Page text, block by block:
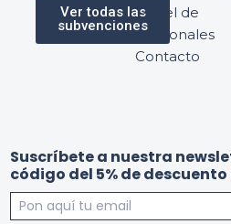
Ver todas las
subvenciones
Panel de
profesionales
Contacto
ó
d
i
g
Suscríbete a nuestra
código del 5% de